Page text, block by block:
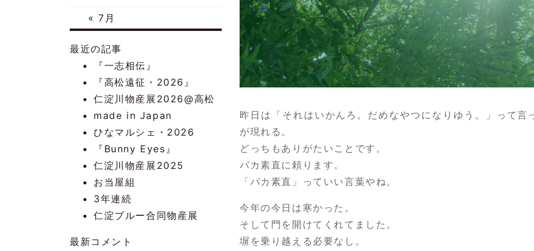
昨日は「それはいかんろ。だめなやつになりゆう。」って
が現れる。
どっちもありがたいことです。
バカ素直に頼ります。
「バカ素直」っていい言葉やね。
今年の今日は寒かった。
そして門を開けてくれてました。
塀を乗り越える必要なし。
« 7月
最近の記事
『一志相伝』
『高松遠征・2026』
仁淀川物産展2026@高松
made in Japan
ひなマルシェ・2026
『Bunny Eyes』
仁淀川物産展2025
お当屋組
3年連続
仁淀ブルー合同物産展
最新コメント